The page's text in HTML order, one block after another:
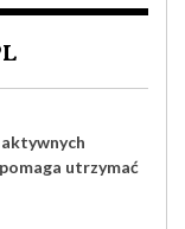
utrzymać